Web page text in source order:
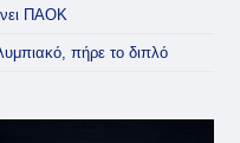
ΠΑΟΚ
πήρε το διπλό